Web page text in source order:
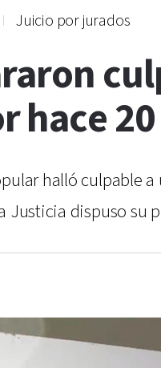
Juicio por jurados
hace
halló culpable
Justicia dispuso su